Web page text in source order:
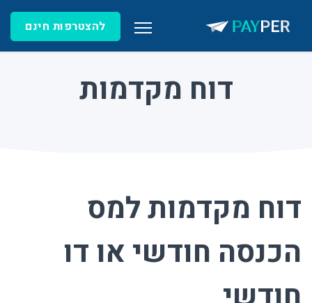
להצטרפות חינם
דוח מקדמות
דוח מקדמות למס
הכנסה חודשי או דו